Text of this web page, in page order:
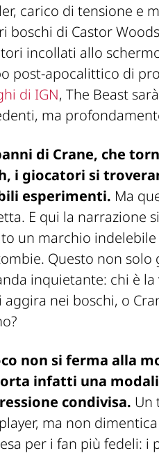
carico di tensione e
boschi di Castor Woods
incollati allo
post-apocalittico di
di IGN, The Beast
ma
di Crane, che
, i giocatori si
esperimenti. Ma
E qui la narrazione
un marchio indelebile
Questo non
inquietante: chi è la
aggira nei boschi, o
non si ferma alla
infatti una
condivisa. Un
ma non
per i fan più fedeli: i